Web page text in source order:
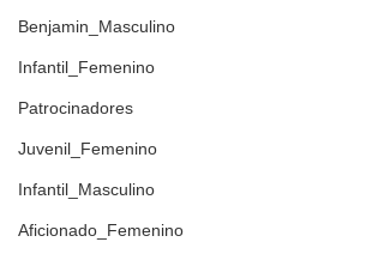
Benjamin_Masculino
Infantil_Femenino
Patrocinadores
Juvenil_Femenino
Infantil_Masculino
Aficionado_Femenino